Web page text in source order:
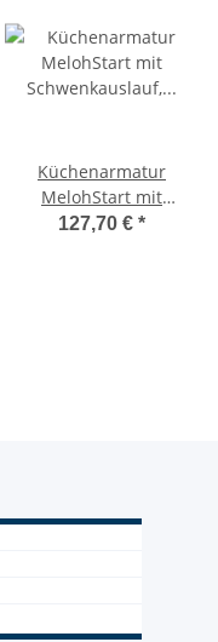
Küchenarmatur
MelohStart mit
Schwenkauslauf,
127,70 € *